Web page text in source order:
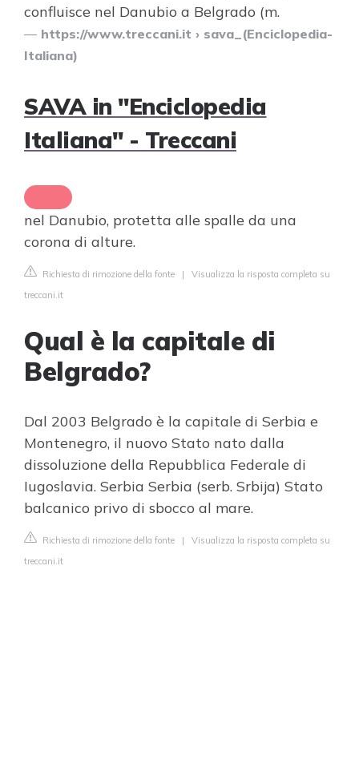
confluisce nel Danubio a Belgrado (m.
https://www.treccani.it › sava_(Enciclopedia-
Italiana)
SAVA in "Enciclopedia
Italiana" - Treccani
nel Danubio, protetta alle spalle da una
corona di alture.
Richiesta di rimozione della fonte | Visualizza la risposta completa su
treccani.it
Qual è la capitale di
Belgrado?
Dal 2003 Belgrado è la capitale di Serbia e
Montenegro, il nuovo Stato nato dalla
dissoluzione della Repubblica Federale di
Iugoslavia. Serbia Serbia (serb. Srbija) Stato
balcanico privo di sbocco al mare.
Richiesta di rimozione della fonte | Visualizza la risposta completa su
treccani.it